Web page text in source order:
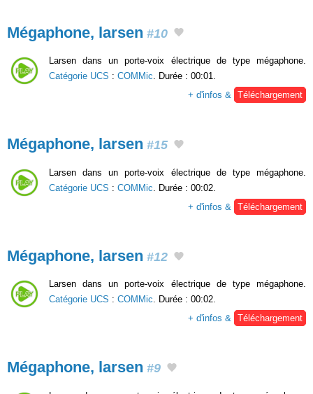
Mégaphone, larsen #10
Larsen dans un porte-voix électrique de type mégaphone.
Catégorie UCS : COMMic. Durée : 00:01.
+ d'infos & Téléchargement
Mégaphone, larsen #15
Larsen dans un porte-voix électrique de type mégaphone.
Catégorie UCS : COMMic . Durée : 00:02.
+ d'infos &
Téléchargement
Mégaphone, larsen #12
Larsen dans un porte-voix électrique de type mégaphone.
Catégorie UCS : COMMic. Durée : 00:02.
+ d'infos & Téléchargement
Mégaphone, larsen #9